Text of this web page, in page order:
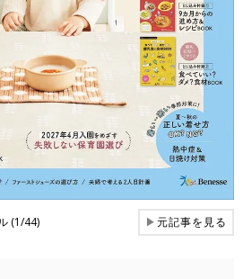
(1/44) ▶元記事を見る